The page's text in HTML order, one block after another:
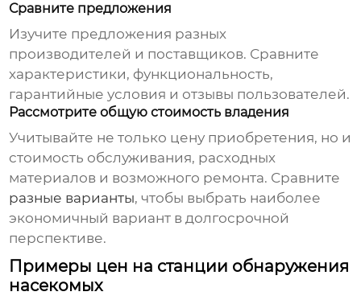
Сравните предложения
Изучите предложения разных
производителей и поставщиков. Сравните
характеристики, функциональность,
гарантийные условия и отзывы пользователей.
Рассмотрите общую стоимость владения
Учитывайте не только цену приобретения, но и
стоимость обслуживания, расходных
материалов и возможного ремонта. Сравните
разные варианты, чтобы выбрать наиболее
экономичный вариант в долгосрочной
перспективе.
Примеры цен на станции обнаружения
насекомых